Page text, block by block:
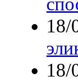
18/
18/